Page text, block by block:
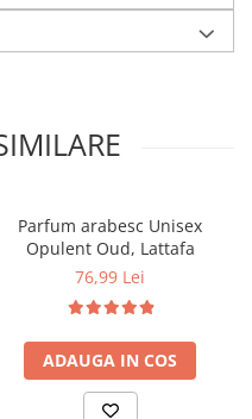
Parfum arabesc Unisex
Opulent Oud, Lattafa
76,99 Lei
ADAUGA IN COS